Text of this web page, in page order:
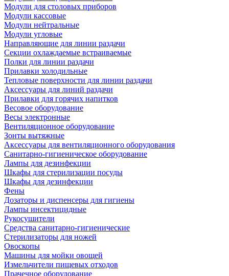
Модули для столовых приборов
Модули кассовые
Модули нейтральные
Модули угловые
Направляющие для линии раздачи
Секции охлаждаемые встраиваемые
Полки для линии раздачи
Прилавки холодильные
Тепловые поверхности для линии раздачи
Аксессуары для линий раздачи
Прилавки для горячих напитков
Весовое оборудование
Весы электронные
Вентиляционное оборудование
Зонты вытяжные
Аксессуары для вентиляционного оборудования
Санитарно-гигиеническое оборудование
Лампы для дезинфекции
Шкафы для стерилизации посуды
Шкафы для дезинфекции
Фены
Дозаторы и диспенсеры для гигиены
Лампы инсектицидные
Рукосушители
Средства санитарно-гигиенические
Стерилизаторы для ножей
Овоскопы
Машины для мойки овощей
Измельчители пищевых отходов
Прачечное оборудование